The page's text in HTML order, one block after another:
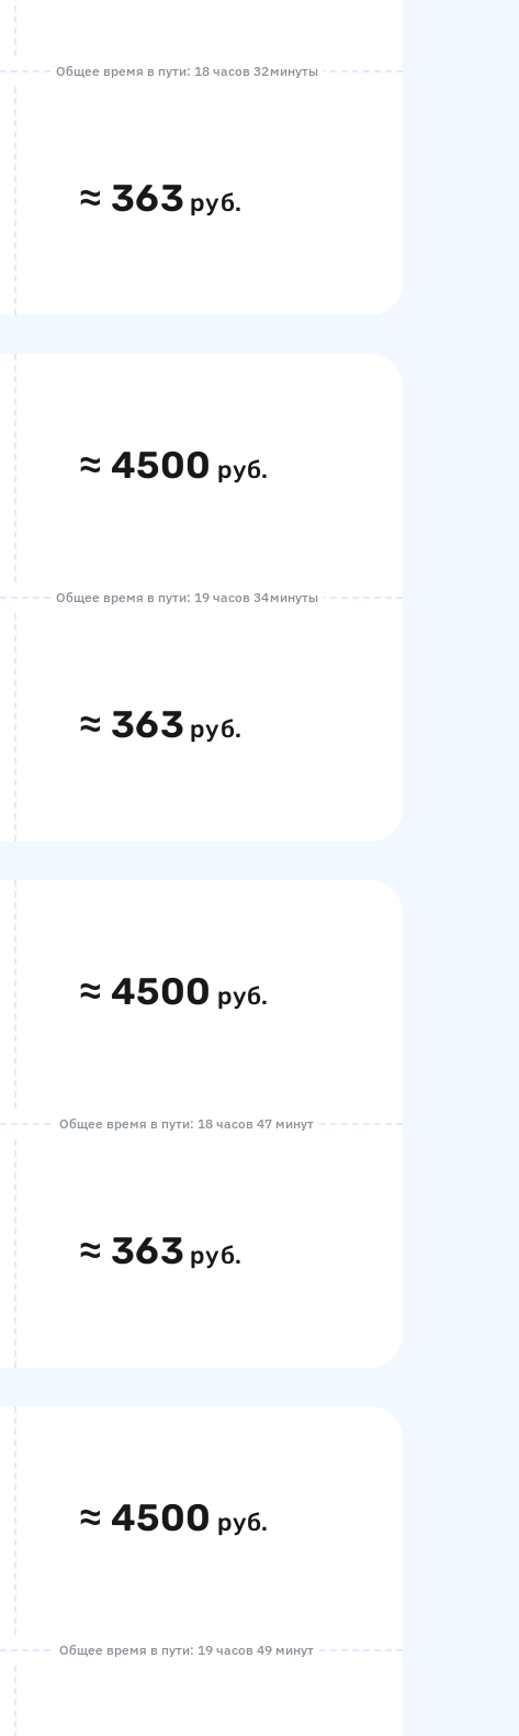
Общее время в пути: 18 часов 32 минуты
≈ 363 руб.
≈ 4500 руб.
Общее время в пути: 19 часов 34 минуты
≈ 363 руб.
≈ 4500 руб.
Общее время в пути: 18 часов 47 минут
≈ 363 руб.
≈ 4500 руб.
Общее время в пути: 19 часов 49 минут